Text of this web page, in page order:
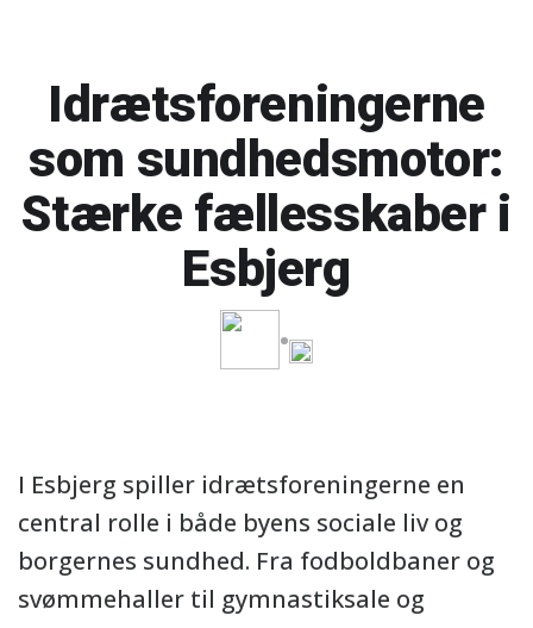
Idrætsforeningerne
som sundhedsmotor:
Stærke fællesskaber i
Esbjerg
I Esbjerg spiller idrætsforeningerne en
central rolle i både byens sociale liv og
borgernes sundhed. Fra fodboldbaner og
svømmehaller til gymnastiksale og